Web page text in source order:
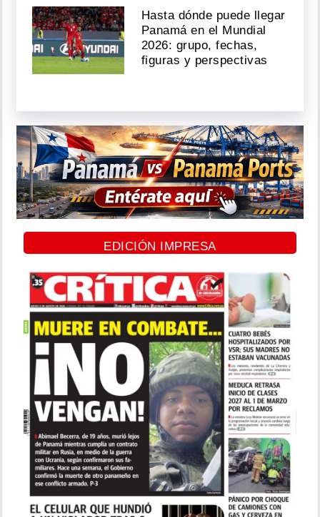
Hasta dónde puede llegar
Panamá en el Mundial
2026: grupo, fechas,
figuras y perspectivas
EDICIÓN IMPRESA